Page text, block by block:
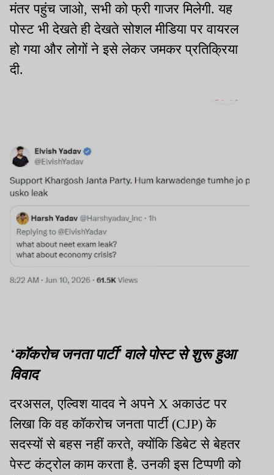
मंतर पहुंच जाओ, सभी को फ्री गाजर मिलेगी. यह
पोस्ट भी देखते ही देखते सोशल मीडिया पर वायरल
हो गया और लोगों ने इसे लेकर जमकर प्रतिक्रिया
दी.
‘कॉकरोच जनता पार्टी’ वाले पोस्ट से शुरू हुआ
विवाद
दरअसल, एल्विश यादव ने अपने X अकाउंट पर
लिखा कि वह कॉकरोच जनता पार्टी (CJP) के
सदस्यों से बहस नहीं करते, क्योंकि डिबेट से बेहतर
पेस्ट कंट्रोल काम करता है. उनकी इस टिप्पणी को